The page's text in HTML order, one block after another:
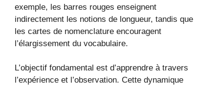
exemple, les barres rouges enseignent
indirectement les notions de longueur, tandis que
les cartes de nomenclature encouragent
l’élargissement du vocabulaire.
L’objectif fondamental est d’apprendre à travers
l’expérience et l’observation. Cette dynamique